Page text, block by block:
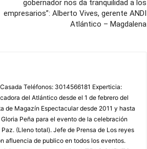
gobernador nos da tranquilidad a los
empresarios”: Alberto Vives, gerente ANDI
Atlántico – Magdalena
Teléfonos: 3014566181 Experticia:
del Atlántico desde el 1 de febrero del
de Magazín Espectacular desde 2011 y hasta
Peña para el evento de la celebración
(Lleno total). Jefe de Prensa de Los reyes
afluencia de publico en todos los eventos.